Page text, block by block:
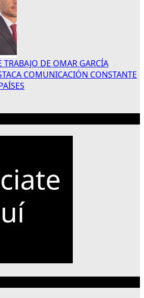
TRABAJO DE OMAR GARCÍA
COMUNICACIÓN CONSTANTE